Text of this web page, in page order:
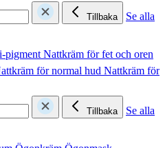
Tillbaka
Se alla
pigmentNattkräm för fet och oren
för normal hud Nattkräm för
Tillbaka
Se alla